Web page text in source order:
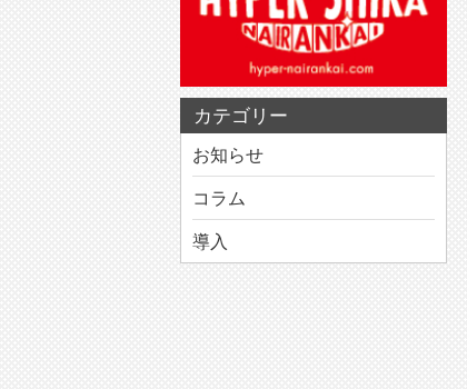
カテゴリー
お知らせ
コラム
導入